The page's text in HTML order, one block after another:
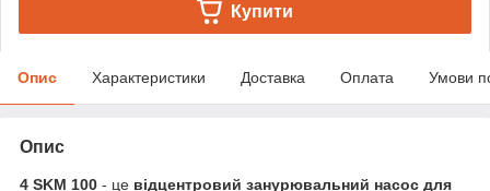
Купити
Опис Характеристики Доставка Оплата Умови
Опис
4 SKM 100 - це відцентровий занурювальний насос для